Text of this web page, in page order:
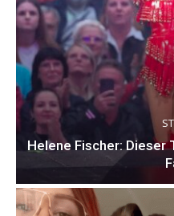
Helene Fischer: Dieser